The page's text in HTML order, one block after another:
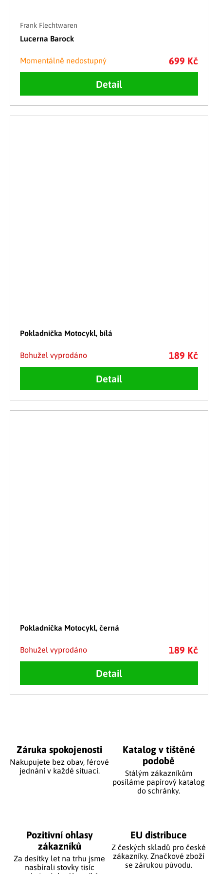
Frank Flechtwaren
Lucerna Barock
Momentálně nedostupný 699 Kč
Detail
Pokladnička Motocykl, bílá
Bohužel vyprodáno 189 Kč
Detail
Pokladnička Motocykl, černá
Bohužel vyprodáno 189 Kč
Detail
Záruka spokojenosti
Nakupujete bez obav, férové
jednání v každé situaci.
Katalog v tištěné
podobě
Stálým zákazníkům
posíláme papírový katalog
do schránky.
Pozitivní ohlasy
zákazníků
Za desítky let na trhu jsme
nasbírali stovky tisíc
EU distribuce
Z českých skladů pro české
zákazníky. Značkové zboží
se zárukou původu.